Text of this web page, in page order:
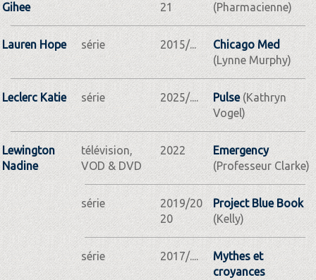
Gihee
21
(Pharmacienne)
Lauren Hope série 2015/...
Chicago Med
(Lynne Murphy)
Leclerc Katie série 2025/.... Pulse(Kathryn
Vogel)
Lewington
Nadine
télévision,
VOD & DVD
2022
Emergency
(Professeur Clarke)
série
2019/20
20
Project Blue Book
(Kelly)
série 2017/....
Mythes et
croyances